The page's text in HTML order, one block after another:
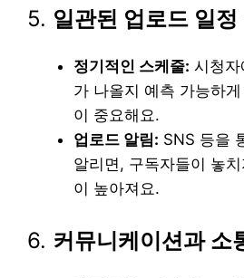
5. 일관된 업로드 일정
정기적인 스케줄: 시청
가 나올지 예측 가능하
이 중요해요.
업로드 알림: SNS 등을
알리면, 구독자들이 놓
이 높아져요.
6. 커뮤니케이션과 소